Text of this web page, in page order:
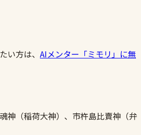
い方は、 AIメンター「ミモリ」に無
神（稲荷大神）、市杵島比賣神（弁